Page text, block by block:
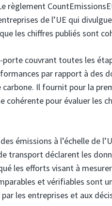
règlement
de l’UE qui
les chiffres publiés sont
couvrant toutes les
par rapport à des
Il fournit pour la
cohérente pour évaluer les
émissions à l’échelle de
transport déclarent les
les efforts visant à
et vérifiables sont
les entreprises et aux